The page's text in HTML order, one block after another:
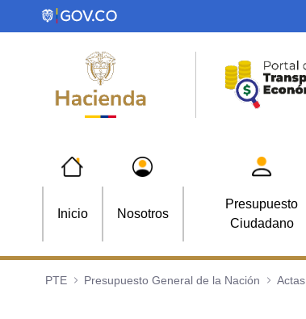
Saltar al contenido principal
Inicio Nosotros
Presupuesto
Ciudadano
PTE Presupuesto General de la Nación Actas